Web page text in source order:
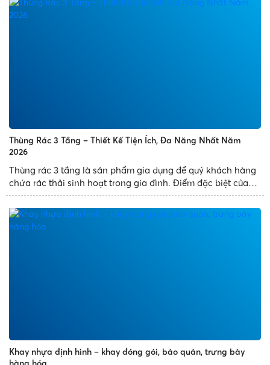
sử dụng nó thay thế...
Thùng Rác 3 Tầng – Thiết Kế Tiện Ích, Đa Năng Nhất Năm
2026
Thùng rác 3 tầng là sản phẩm gia dụng để quý khách hàng
chứa rác thải sinh hoạt trong gia đình. Điểm đặc biệt của
sản phẩm là thùng rác thiết kế 3 ngăn, có nhiều diện tích
chứa đựng rác và mang đến tiện ích cho quý khách...
Khay nhựa định hình – khay đóng gói, bảo quản, trưng bày